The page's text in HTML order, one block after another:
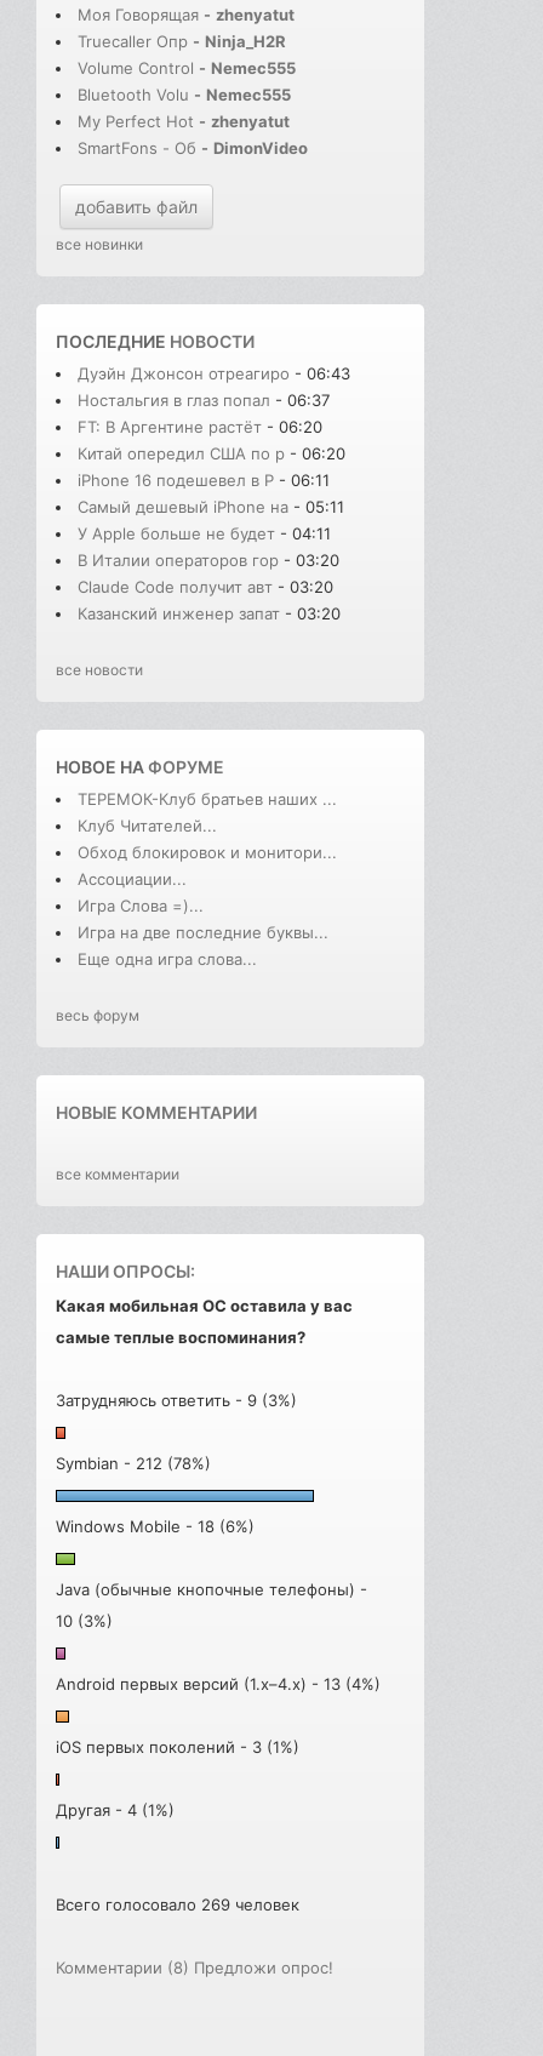
Моя Говорящая - zhenyatut
Truecaller Опр - Ninja_H2R
Volume Control - Nemec555
Bluetooth Volu - Nemec555
My Perfect Hot - zhenyatut
SmartFons - Об - DimonVideo
добавить файл
все новинки
ПОСЛЕДНИЕ НОВОСТИ
Дуэйн Джонсон отреагиро - 06:43
Ностальгия в глаз попал - 06:37
FT: В Аргентине растёт - 06:20
Китай опередил США по р - 06:20
iPhone 16 подешевел в Р - 06:11
Самый дешевый iPhone на - 05:11
У Apple больше не будет - 04:11
В Италии операторов гор - 03:20
Claude Code получит авт - 03:20
Казанский инженер запат - 03:20
все новости
НОВОЕ НАФОРУМЕ
ТЕРЕМОК-Клуб братьев наших ...
Клуб Читателей...
Обход блокировок и монитори...
Ассоциации...
Игра Слова =)...
Игра на две последние буквы...
Еще одна игра слова...
весь форум
НОВЫЕ КОММЕНТАРИИ
все комментарии
НАШИ ОПРОСЫ:
Какая мобильная ОС оставила у вас
самые теплые воспоминания?
Затрудняюсь ответить - 9 (3%)
Symbian - 212 (78%)
Windows Mobile - 18 (6%)
Java (обычные кнопочные телефоны) -
10 (3%)
Android первых версий (1.x–4.x) - 13 (4%)
iOS первых поколений - 3 (1%)
Другая - 4 (1%)
Всего голосовало 269 человек
Комментарии (8) Предложи опрос!